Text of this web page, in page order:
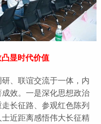
显时代价值
、联谊交流于一体，内
效。一是深化思想政治
长征路、参观红色陈列
近距离感悟伟大长征精